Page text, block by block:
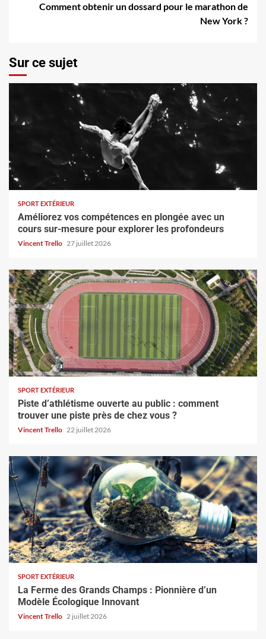
Comment obtenir un dossard pour le marathon de
New York ?
Sur ce sujet
SPORT EXTÉRIEUR
Améliorez vos compétences en plongée avec un
cours sur-mesure pour explorer les profondeurs
Vincent Trello 27 juillet 2026
SPORT EXTÉRIEUR
Piste d’athlétisme ouverte au public : comment
trouver une piste près de chez vous ?
Vincent Trello 22 juillet 2026
SPORT EXTÉRIEUR
La Ferme des Grands Champs : Pionnière d’un
Modèle Écologique Innovant
Vincent Trello 2 juillet 2026